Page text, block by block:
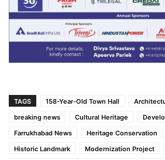
TAGS 158-Year-Old Town Hall
breaking news
Cultural Heritage
Farrukhabad News
Heritage Conservation
Historic Landmark
Modernization Project